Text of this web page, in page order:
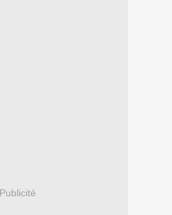
Publicité